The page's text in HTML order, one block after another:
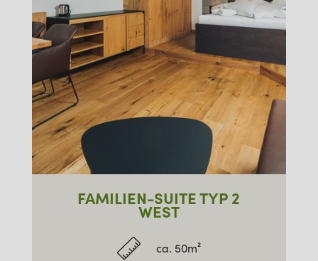
FAMILIEN-SUITE TYP 2
WEST
ca. 50m²